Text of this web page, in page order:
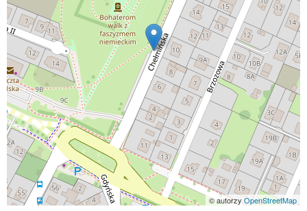
© autorzy OpenStreetMap